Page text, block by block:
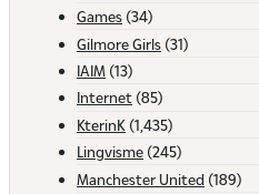
Games (34)
Gilmore Girls (31)
IAIM (13)
Internet (85)
KterinK (1,435)
Lingvisme (245)
Manchester United (189)